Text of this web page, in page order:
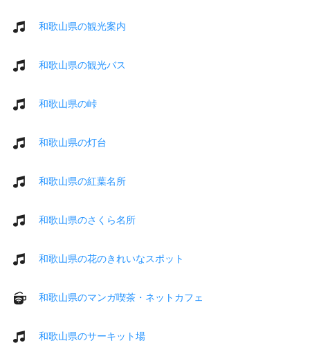
和歌山県の観光案内
和歌山県の観光バス
和歌山県の峠
和歌山県の灯台
和歌山県の紅葉名所
和歌山県のさくら名所
和歌山県の花のきれいなスポット
和歌山県のマンガ喫茶・ネットカフェ
和歌山県のサーキット場